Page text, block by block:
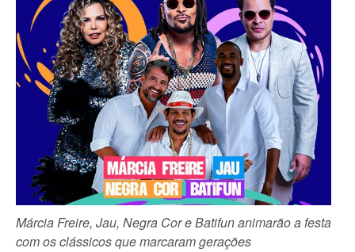
Márcia Freire, Jau, Negra Cor e Batifun animarão a festa
com os clássicos que marcaram gerações